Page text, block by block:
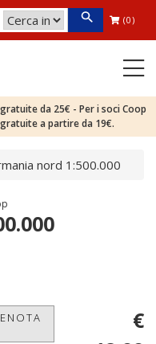
(0)
da 25€ - Per i soci Coop
a partire da 19€.
nord 1:500.000
€